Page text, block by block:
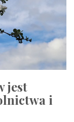
jest
i